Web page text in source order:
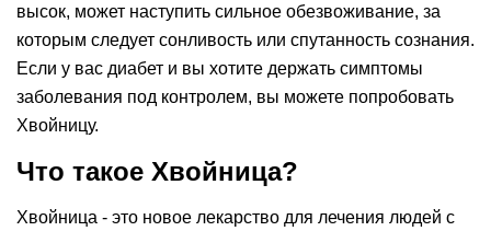
высок, может наступить сильное обезвоживание, за
которым следует сонливость или спутанность сознания.
Если у вас диабет и вы хотите держать симптомы
заболевания под контролем, вы можете попробовать
Хвойницу.
Что такое Хвойница?
Хвойница - это новое лекарство для лечения людей с